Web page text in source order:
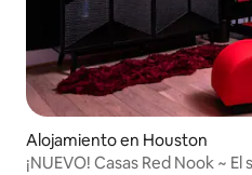
Alojamiento en Houston
¡NUEVO! Casas Red Nook ~